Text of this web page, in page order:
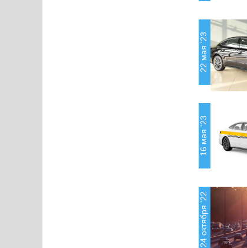
22 мая '23
16 мая '23
24 октября '22